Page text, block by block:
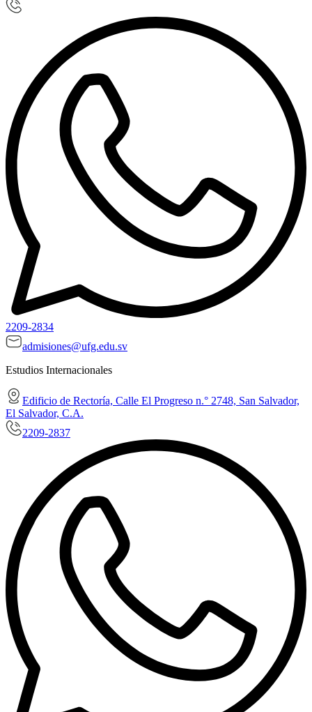
2209-2834
admisiones@ufg.edu.sv
Estudios Internacionales
Edificio de Rectoría, Calle El Progreso n.° 2748, San Salvador,
El Salvador, C.A.
2209-2837